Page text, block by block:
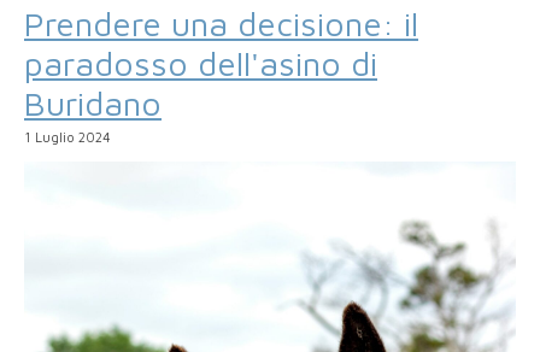
Prendere una decisione: il
paradosso dell'asino di
Buridano
1 Luglio 2024